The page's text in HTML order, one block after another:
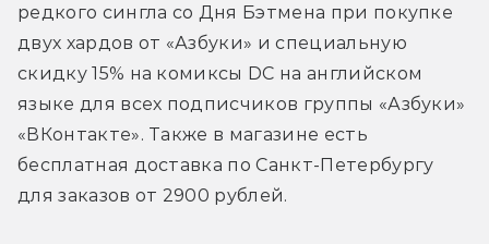
редкого сингла со Дня Бэтмена при покупке
двух хардов от «Азбуки» и специальную
скидку 15% на комиксы DC на английском
языке для всех подписчиков группы «Азбуки»
«ВКонтакте». Также в магазине есть
бесплатная доставка по Санкт-Петербургу
для заказов от 2900 рублей.